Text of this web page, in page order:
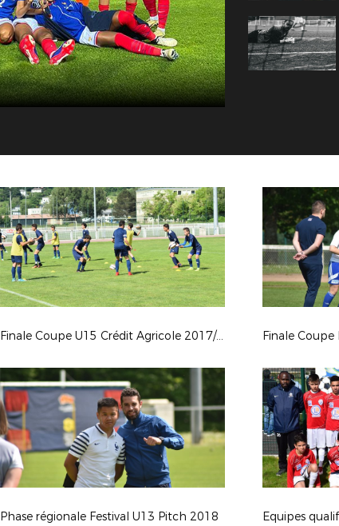
Finale Coupe U15 Crédit Agricole 2017/2018
Phase régionale Festival U13 Pitch 2018